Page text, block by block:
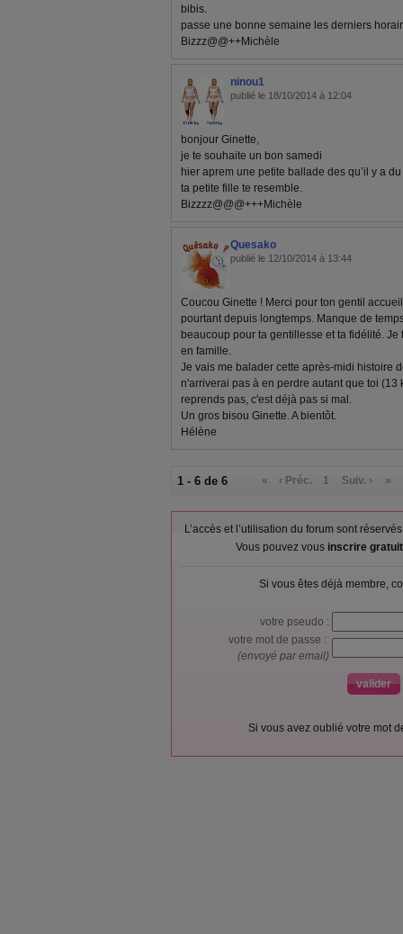
bibis.
passe une bonne semaine les derniers
Bizzz@@++Michèle
ninou1
publié le 18/10/2014 à 12:04
bonjour Ginette,
je te souhaite un bon samedi
hier aprem une petite ballade des qu’il y a
ta petite fille te resemble.
Bizzzz@@@+++Michèle
Quesako
publié le 12/10/2014 à 13:44
Coucou Ginette ! Merci pour ton gentil
pourtant depuis longtemps. Manque de
beaucoup pour ta gentillesse et ta fidélité.
en famille.
Je vais me balader cette après-midi histoire
n'arriverai pas à en perdre autant que toi (13
reprends pas, c'est déjà pas si mal.
Un gros bisou Ginette. A bientôt.
Hélène
1 - 6 de 6 « ‹ Préc. 1 Suiv. › »
L’accès et l’utilisation du forum sont
Vous pouvez vous inscrire
Si vous êtes déjà membre,
votre pseudo :
votre mot de passe :
(envoyé par email)
Si vous avez oublié votre mot